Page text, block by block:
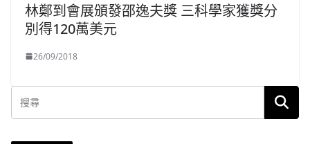
林鄭到會展頒發邵逸夫獎 三科學家獲獎分
別得120萬美元
26/09/2018